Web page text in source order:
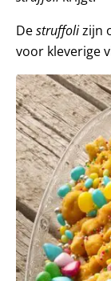
Destruffolizijn
voor kleverige